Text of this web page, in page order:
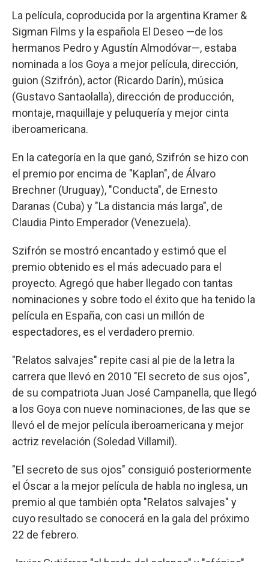
La película, coproducida por la argentina Kramer &
Sigman Films y la española El Deseo —de los
hermanos Pedro y Agustín Almodóvar—, estaba
nominada a los Goya a mejor película, dirección,
guion (Szifrón), actor (Ricardo Darín), música
(Gustavo Santaolalla), dirección de producción,
montaje, maquillaje y peluquería y mejor cinta
iberoamericana.
En la categoría en la que ganó, Szifrón se hizo con
el premio por encima de "Kaplan", de Álvaro
Brechner (Uruguay), "Conducta", de Ernesto
Daranas (Cuba) y "La distancia más larga", de
Claudia Pinto Emperador (Venezuela).
Szifrón se mostró encantado y estimó que el
premio obtenido es el más adecuado para el
proyecto. Agregó que haber llegado con tantas
nominaciones y sobre todo el éxito que ha tenido la
película en España, con casi un millón de
espectadores, es el verdadero premio.
"Relatos salvajes" repite casi al pie de la letra la
carrera que llevó en 2010 "El secreto de sus ojos",
de su compatriota Juan José Campanella, que llegó
a los Goya con nueve nominaciones, de las que se
llevó el de mejor película iberoamericana y mejor
actriz revelación (Soledad Villamil).
"El secreto de sus ojos" consiguió posteriormente
el Óscar a la mejor película de habla no inglesa, un
premio al que también opta "Relatos salvajes" y
cuyo resultado se conocerá en la gala del próximo
22 de febrero.